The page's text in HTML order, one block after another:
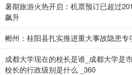
暑期旅游火热开启：机票预订已超过
飙升
郴州：桂阳县扎实推进重大事故隐患
成都大学现在的校长是谁_成都大学是
校长的行政级别是什么 _360